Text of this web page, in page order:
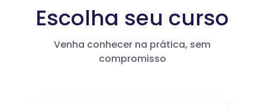
Escolha seu curso
Venha conhecer na prática, sem
compromisso